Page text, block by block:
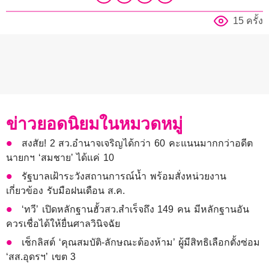
15 ครั้ง
ข่าวยอดนิยมในหมวดหมู่
สงสัย! 2 สว.อำนาจเจริญได้กว่า 60 คะแนนมากกว่าอดีต
นายกฯ ‘สมชาย’ ได้แค่ 10
รัฐบาลเฝ้าระวังสถานการณ์น้ำ พร้อมสั่งหน่วยงาน
เกี่ยวข้อง รับมือฝนเดือน ส.ค.
‘ทวี’ เปิดหลักฐานฮั้วสว.สำเร็จถึง 149 คน มีหลักฐานอัน
ควรเชื่อได้ให้ยื่นศาลวินิจฉัย
เช็กลิสต์ ‘คุณสมบัติ-ลักษณะต้องห้าม’ ผู้มีสิทธิเลือกตั้งซ่อม
‘สส.อุดรฯ’ เขต 3